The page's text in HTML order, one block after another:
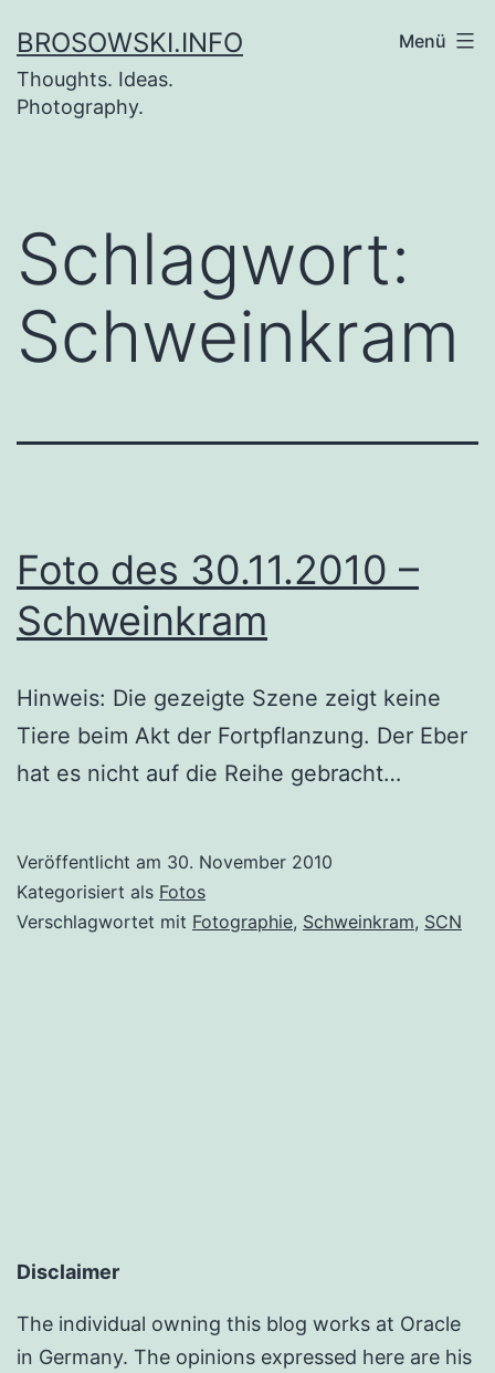
Inhalt
springen
BROSOWSKI.INFO
Thoughts. Ideas.
Photography.
Menü
Schlagwort:
Schweinkram
Foto des 30.11.2010 –
Schweinkram
Hinweis: Die gezeigte Szene zeigt keine
Tiere beim Akt der Fortpflanzung. Der Eber
hat es nicht auf die Reihe gebracht…
Veröffentlicht am 30. November 2010
Kategorisiert als Fotos
Verschlagwortet mit Fotographie, Schweinkram, SCN
Disclaimer
The individual owning this blog works at Oracle
in Germany. The opinions expressed here are his